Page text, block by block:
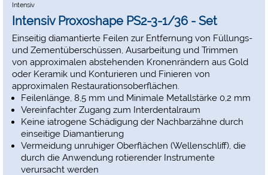
Intensiv
Intensiv Proxoshape PS2-3-1/36 - Set
Einseitig diamantierte Feilen zur Entfernung von Füllungs-
und Zementüberschüssen, Ausarbeitung und Trimmen
von approximalen abstehenden Kronenrändern aus Gold
oder Keramik und Konturieren und Finieren von
approximalen Restaurationsoberflächen.
Feilenlänge, 8,5 mm und Minimale Metallstärke 0,2 mm
Vereinfachter Zugang zum Interdentalraum
Keine iatrogene Schädigung der Nachbarzähne durch
einseitige Diamantierung
Vermeidung unruhiger Oberflächen (Wellenschliff), die
durch die Anwendung rotierender Instrumente
verursacht werden